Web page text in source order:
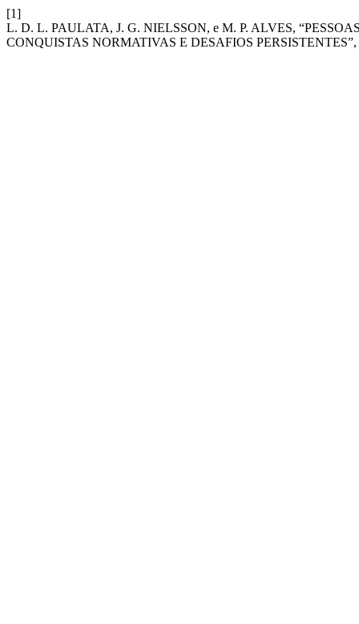
[1]
L. D. L. PAULATA, J. G. NIELSSON, e M. P. ALVES,
CONQUISTAS NORMATIVAS E DESAFIOS PERSISTENTES”,